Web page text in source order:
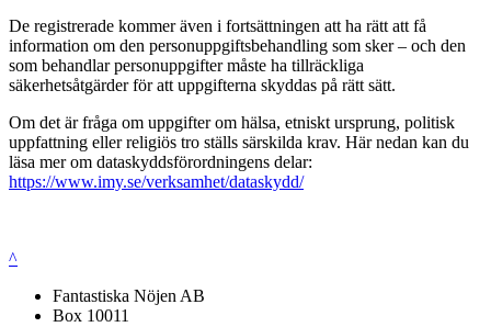
De registrerade kommer även i fortsättningen att ha rätt att få
information om den personuppgiftsbehandling som sker – och den
som behandlar personuppgifter måste ha tillräckliga
säkerhetsåtgärder för att uppgifterna skyddas på rätt sätt.
Om det är fråga om uppgifter om hälsa, etniskt ursprung, politisk
uppfattning eller religiös tro ställs särskilda krav. Här nedan kan du
läsa mer om dataskyddsförordningens delar:
https://www.imy.se/verksamhet/dataskydd/
^
Fantastiska Nöjen AB
Box 10011